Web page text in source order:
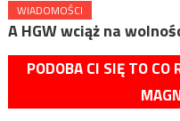
WIADOMOŚCI
A HGW wciąż na
PODOBA CI SIĘ TO CO